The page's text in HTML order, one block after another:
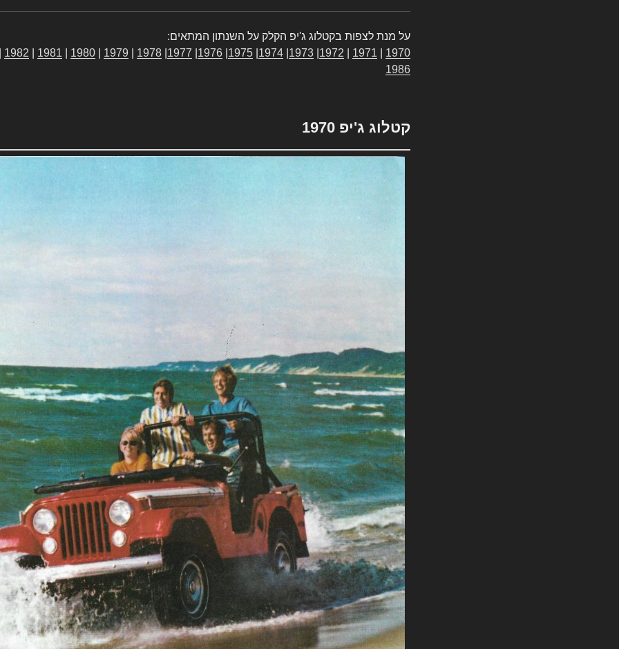
על מנת לצפות בקטלוג ג'יפ הקלק על השנתון המתאים:
1970
1971
1972
1973
1974
1975
1976
1977
1978
1979
1980
1981
1982
1986
קטלוג ג'יפ 1970